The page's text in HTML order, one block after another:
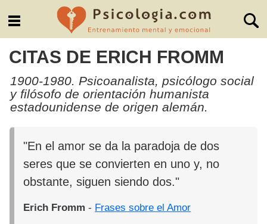
CITAS DE ERICH FROMM
1900-1980. Psicoanalista, psicólogo social
y filósofo de orientación humanista
estadounidense de origen alemán.
"En el amor se da la paradoja de dos
seres que se convierten en uno y, no
obstante, siguen siendo dos."
Erich Fromm - Frases sobre el Amor